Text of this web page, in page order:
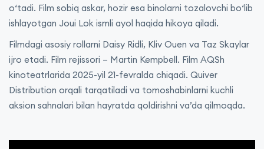
o‘tadi. Film sobiq askar, hozir esa binolarni tozalovchi bo‘lib
ishlayotgan Joui Lok ismli ayol haqida hikoya qiladi.
Filmdagi asosiy rollarni Daisy Ridli, Kliv Ouen va Taz Skaylar
ijro etadi. Film rejissori – Martin Kempbell. Film AQSh
kinoteatrlarida 2025-yil 21-fevralda chiqadi. Quiver
Distribution orqali tarqatiladi va tomoshabinlarni kuchli
aksion sahnalari bilan hayratda qoldirishni va’da qilmoqda.